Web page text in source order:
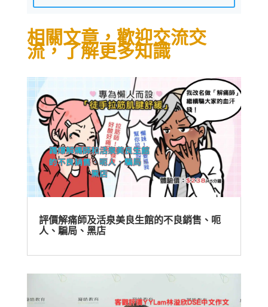
相關文章，歡迎交流交
流，了解更多知識
評價解痛師及活泉美良生館的不良銷售、呃
人、騙局、黑店